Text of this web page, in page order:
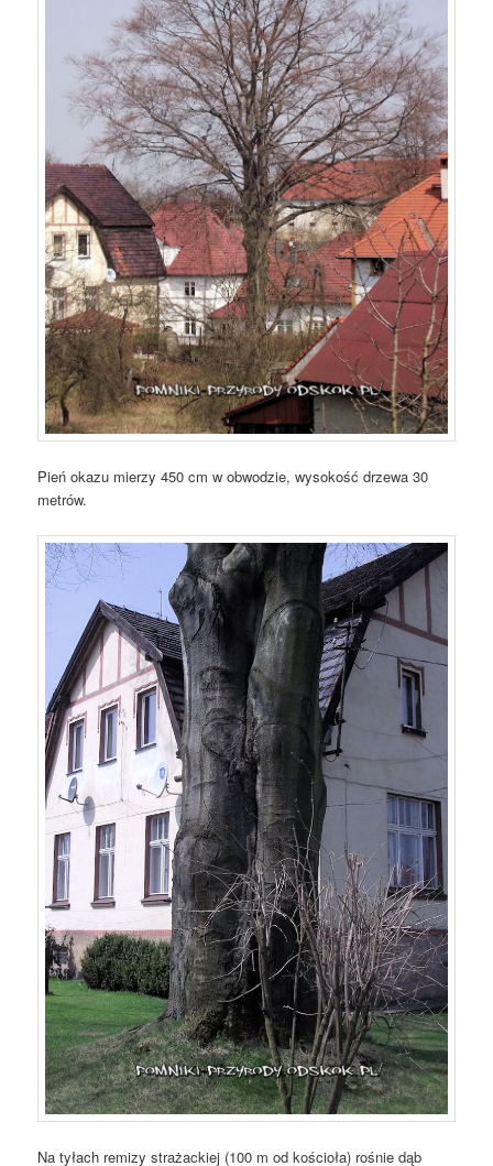
Pień okazu mierzy 450 cm w obwodzie, wysokość drzewa 30
metrów.
Na tyłach remizy strażackiej (100 m od kościoła) rośnie dąb